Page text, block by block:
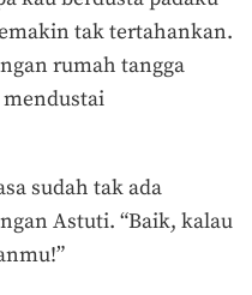
tak tertahankan.
rumah tangga
mendustai
sudah tak ada
Astuti. “Baik, kalau